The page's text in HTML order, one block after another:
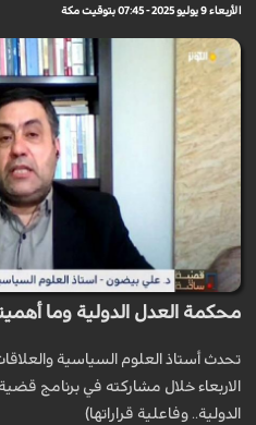
الأربعاء 9 يوليو 2025 - 07:45 بتوقيت مكة
محكمة العدل الدولية وما
تحدث أستاذ العلوم السياسية
الاربعاء خلال مشاركته في برنامج
الدولية.. وفاعلية قراراتها)